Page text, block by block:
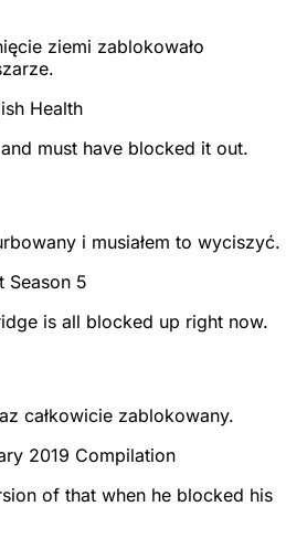
ziemi zablokowało
Health
must have blocked it out.
i musiałem to wyciszyć.
Season 5
is all blocked up right now.
całkowicie zablokowany.
2019 Compilation
of that when he blocked his